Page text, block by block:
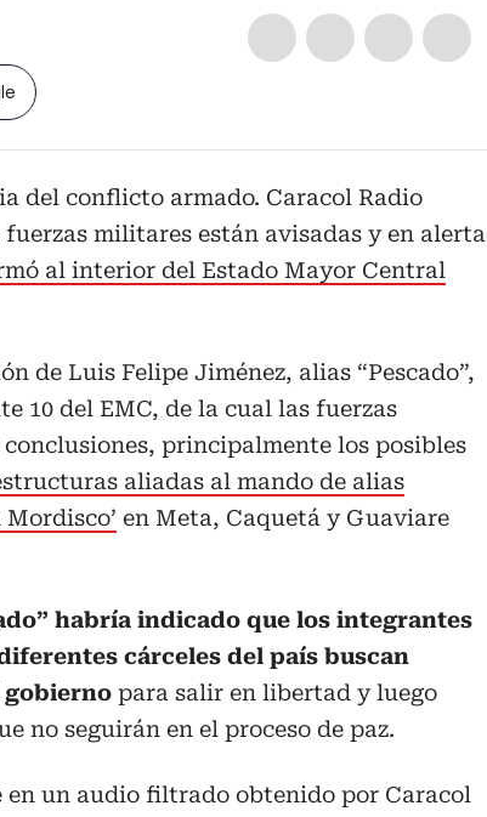
del conflicto armado. Caracol Radio
militares están avisadas y en alerta
al interior del Estado Mayor Central
de Luis Felipe Jiménez, alias “Pescado”,
10 del EMC, de la cual las fuerzas
principalmente los posibles
aliadas al mando de alias
Mordisco’ en Meta, Caquetá y Guaviare
habría indicado que los integrantes
cárceles del país buscan
gobierno para salir en libertad y luego
no seguirán en el proceso de paz.
en un audio filtrado obtenido por Caracol